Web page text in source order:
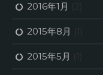
2016年1月 (2)
2015年8月 (1)
2015年5月 (1)